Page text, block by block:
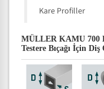
Kare Profiller
MÜLLER KAMU 700
Testere Bıçağı İçin